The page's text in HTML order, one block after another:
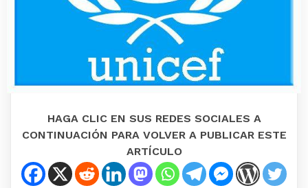
HAGA CLIC EN SUS REDES SOCIALES A
CONTINUACIÓN PARA VOLVER A PUBLICAR ESTE
ARTÍCULO